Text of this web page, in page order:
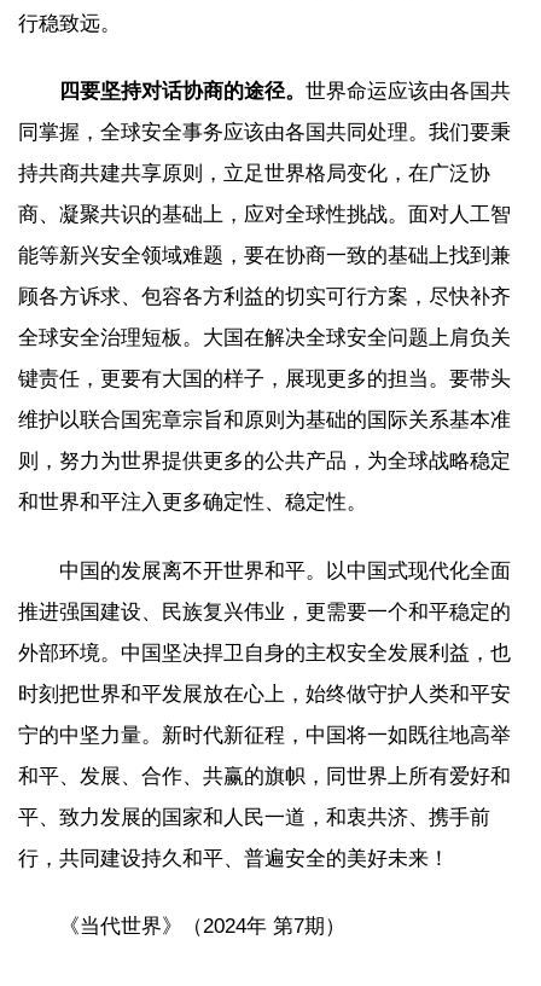
行稳致远。
四要坚持对话协商的途径。 世界命运应该由各国共
同掌握，全球安全事务应该由各国共同处理。我们要秉
持共商共建共享原则，立足世界格局变化，在广泛协
商、凝聚共识的基础上，应对全球性挑战。面对人工智
能等新兴安全领域难题，要在协商一致的基础上找到兼
顾各方诉求、包容各方利益的切实可行方案，尽快补齐
全球安全治理短板。大国在解决全球安全问题上肩负关
键责任，更要有大国的样子，展现更多的担当。要带头
维护以联合国宪章宗旨和原则为基础的国际关系基本准
则，努力为世界提供更多的公共产品，为全球战略稳定
和世界和平注入更多确定性、稳定性。
中国的发展离不开世界和平。以中国式现代化全面
推进强国建设、民族复兴伟业，更需要一个和平稳定的
外部环境。中国坚决捍卫自身的主权安全发展利益，也
时刻把世界和平发展放在心上，始终做守护人类和平安
宁的中坚力量。新时代新征程，中国将一如既往地高举
和平、发展、合作、共赢的旗帜，同世界上所有爱好和
平、致力发展的国家和人民一道，和衷共济、携手前
行，共同建设持久和平、普遍安全的美好未来！
《当代世界》（2024年 第7期）